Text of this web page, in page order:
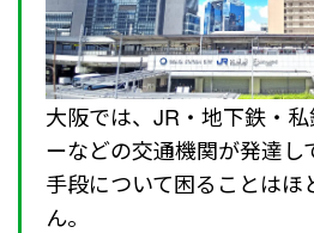
大阪では、JR・地下鉄・
ーなどの交通機関が発達し
手段について困ることはほ
ん。